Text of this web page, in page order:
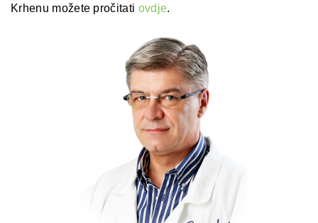
Krhenu možete pročitati ovdje.